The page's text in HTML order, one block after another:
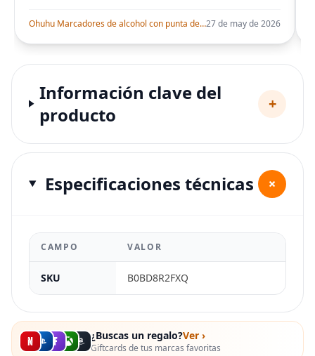
Ohuhu Marcadores de alcohol con punta de pincel – Juego de marcadores artísticos de doble punta con certificación AP para artistas adultos27 de may de 2026
Información clave del
producto
+
Especificaciones técnicas +
CAMPO VALOR
SKU B0BD8R2FXQ
¿Buscas un regalo?Ver ›
Giftcards de tus marcas favoritas